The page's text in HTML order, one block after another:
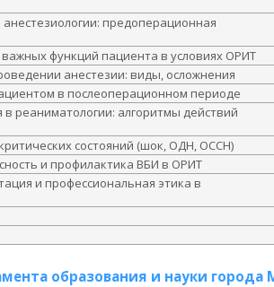
анестезиологии: предоперационная
функций пациента в условиях ОРИТ
анестезии: виды, осложнения
в послеоперационном периоде
реаниматологии: алгоритмы действий
состояний (шок, ОДН, ОССН)
и профилактика ВБИ в ОРИТ
и профессиональная этика в
образования и науки города